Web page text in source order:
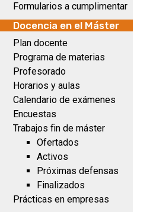
Formularios a cumplimentar
Docencia en el Máster
Plan docente
Programa de materias
Profesorado
Horarios y aulas
Calendario de exámenes
Encuestas
Trabajos fin de máster
Ofertados
Activos
Próximas defensas
Finalizados
Prácticas en empresas